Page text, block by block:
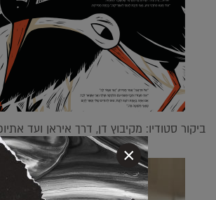
ביקור סטודיו: מקיבוץ דן, דרך איראן ועד
×